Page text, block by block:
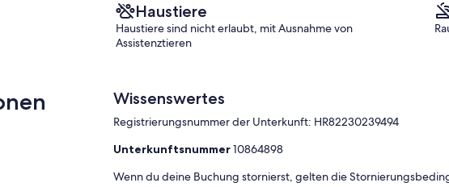
Haustiere
Haustiere sind nicht erlaubt, mit Ausnahme von
Assistenztieren
Wissenswertes
Registrierungsnummer der Unterkunft: HR82230239494
Unterkunftsnummer10864898
Wenn du deine Buchung stornierst, gelten die